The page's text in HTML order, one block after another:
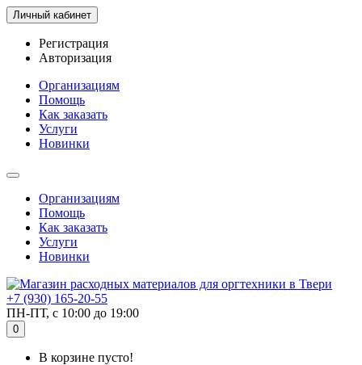
Личный кабинет
Регистрация
Авторизация
Организациям
Помощь
Как заказать
Услуги
Новинки
Организациям
Помощь
Как заказать
Услуги
Новинки
+7 (930) 165-20-55
ПН-ПТ, с 10:00 до 19:00
0
В корзине пусто!